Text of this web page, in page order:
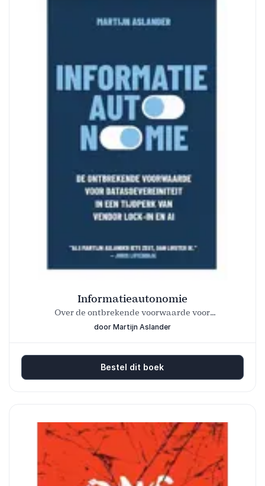
Informatieautonomie
Over de ontbrekende voorwaarde voor
datasoevereiniteit in een tijdperk van vendor lock-in
door Martijn Aslander
Bestel dit boek